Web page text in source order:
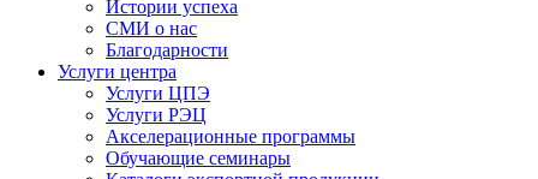
Истории успеха
СМИ о нас
Благодарности
Услуги центра
Услуги ЦПЭ
Услуги РЭЦ
Акселерационные программы
Обучающие семинары